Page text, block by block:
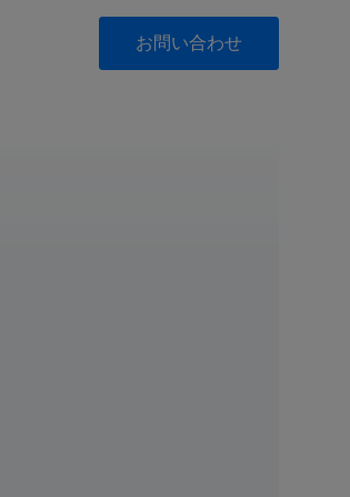
お問い合わせ